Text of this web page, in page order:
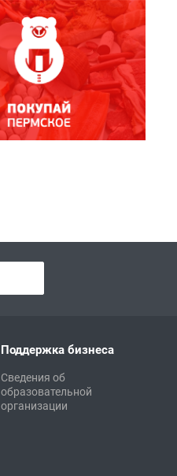
Поддержка бизнеса
Сведения об
образовательной
организации